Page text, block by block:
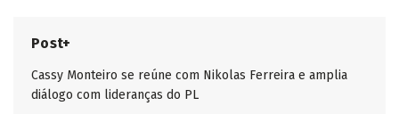
Post+
Cassy Monteiro se reúne com Nikolas Ferreira e amplia
diálogo com lideranças do PL